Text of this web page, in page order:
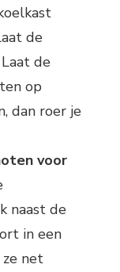
de
de
op
dan roer je
voor
naast de
in een
net